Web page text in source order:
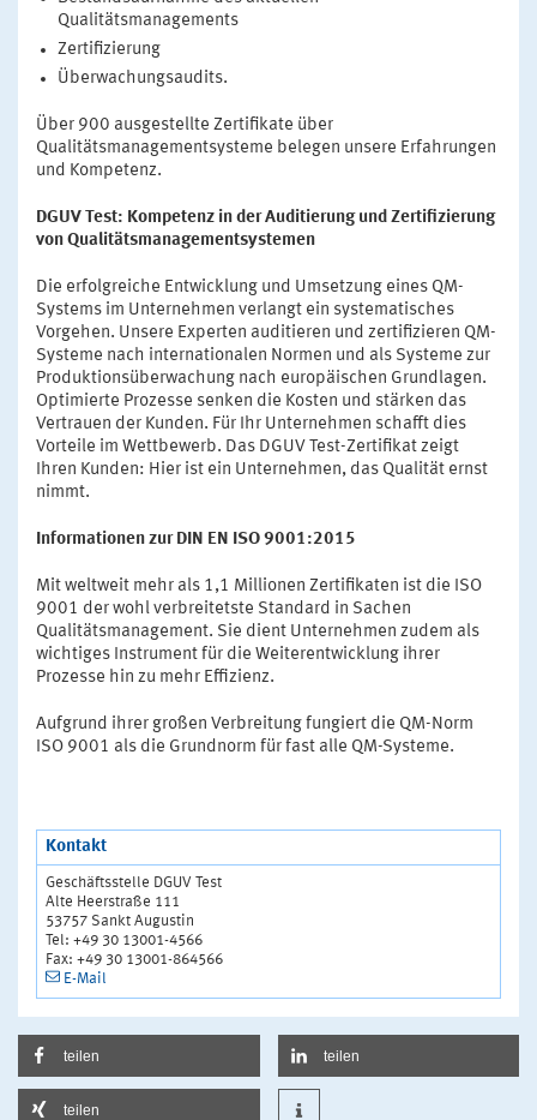
Qualitätsmanagements
Zertifizierung
Überwachungsaudits.
Über 900 ausgestellte Zertifikate über
Qualitätsmanagementsysteme belegen unsere Erfahrungen
und Kompetenz.
DGUV Test: Kompetenz in der Auditierung und Zertifizierung
von Qualitätsmanagementsystemen
Die erfolgreiche Entwicklung und Umsetzung eines QM-
Systems im Unternehmen verlangt ein systematisches
Vorgehen. Unsere Experten auditieren und zertifizieren QM-
Systeme nach internationalen Normen und als Systeme zur
Produktionsüberwachung nach europäischen Grundlagen.
Optimierte Prozesse senken die Kosten und stärken das
Vertrauen der Kunden. Für Ihr Unternehmen schafft dies
Vorteile im Wettbewerb. Das DGUV Test-Zertifikat zeigt
Ihren Kunden: Hier ist ein Unternehmen, das Qualität ernst
nimmt.
Informationen zur DIN EN ISO 9001:2015
Mit weltweit mehr als 1,1 Millionen Zertifikaten ist die ISO
9001 der wohl verbreitetste Standard in Sachen
Qualitätsmanagement. Sie dient Unternehmen zudem als
wichtiges Instrument für die Weiterentwicklung ihrer
Prozesse hin zu mehr Effizienz.
Aufgrund ihrer großen Verbreitung fungiert die QM-Norm
ISO 9001 als die Grundnorm für fast alle QM-Systeme.
Kontakt
Geschäftsstelle DGUV Test
Alte Heerstraße 111
53757 Sankt Augustin
Tel: +49 30 13001-4566
Fax: +49 30 13001-864566
E-Mail
teilen teilen
teilen